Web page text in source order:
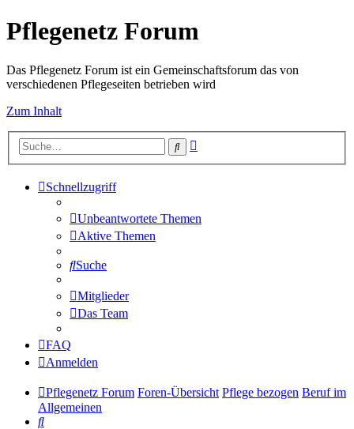
Pflegenetz Forum
Das Pflegenetz Forum ist ein Gemeinschaftsforum das von
verschiedenen Pflegeseiten betrieben wird
Zum Inhalt
Suche
Schnellzugriff
Unbeantwortete Themen
Aktive Themen
Suche
Mitglieder
Das Team
FAQ
Anmelden
Pflegenetz Forum Foren-Übersicht Pflege bezogen Beruf im
Allgemeinen
Suche